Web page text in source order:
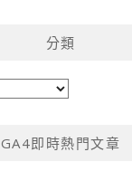
分類
GA4即時熱門文章